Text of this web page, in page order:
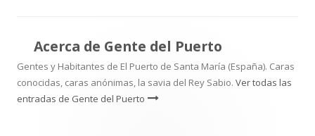
Acerca de Gente del Puerto
Gentes y Habitantes de El Puerto de Santa María (España). Caras
conocidas, caras anónimas, la savia del Rey Sabio. Ver todas las
entradas de Gente del Puerto